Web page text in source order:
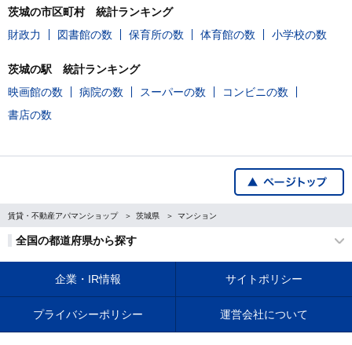
茨城の市区町村 統計ランキング
財政力
図書館の数 保育所の数 体育館の数 小学校の数
茨城の駅 統計ランキング
映画館の数
病院の数 スーパーの数
コンビニの数
書店の数
賃貸・不動産アパマンショップ 茨城県 マンション
全国の都道府県から探す
企業・IR情報 サイトポリシー
プライバシーポリシー 運営会社について